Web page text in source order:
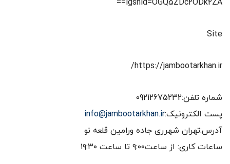
igshid=OGQ5ZDc2ODk2ZA==
Site
https://jambootarkhan.ir/
شماره تلفن:09212675232
پست الکترونیک:info@jambootarkhan.ir
آدرس:تهران شهرری جاده ورامین قلعه نو
ساعات کاری: از ساعت۹:۰۰ تا ساعت ۱۹:۳۰